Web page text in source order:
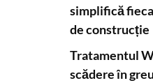
simplifică
de construcție
Tratamentul
scădere în